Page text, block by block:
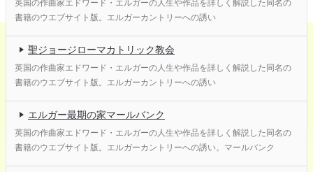
英国の作曲家エドワード・エルガーの人生や作品を詳しく解説した同名の
書籍のウエブサイト版。エルガーカントリーへの誘い
聖ジョージローマカトリック教会
英国の作曲家エドワード・エルガーの人生や作品を詳しく解説した同名の
書籍のウエブサイト版。エルガーカントリーへの誘い
エルガー最期の家マールバンク
英国の作曲家エドワード・エルガーの人生や作品を詳しく解説した同名の
書籍のウエブサイト版。エルガーカントリーへの誘い。マールバンク